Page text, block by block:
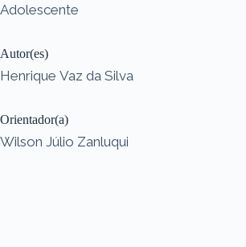
Adolescente
Autor(es)
Henrique Vaz da Silva
Orientador(a)
Wilson Júlio Zanluqui